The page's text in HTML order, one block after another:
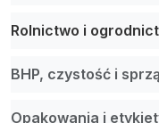
Rolnictwo i
BHP, czystość i
Opakowania i